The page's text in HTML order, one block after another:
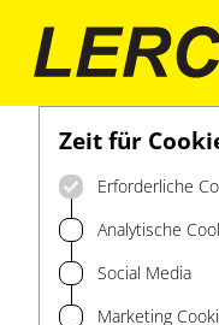
Zeit für
Erforderliche
Analytische
Social Media
Marketing